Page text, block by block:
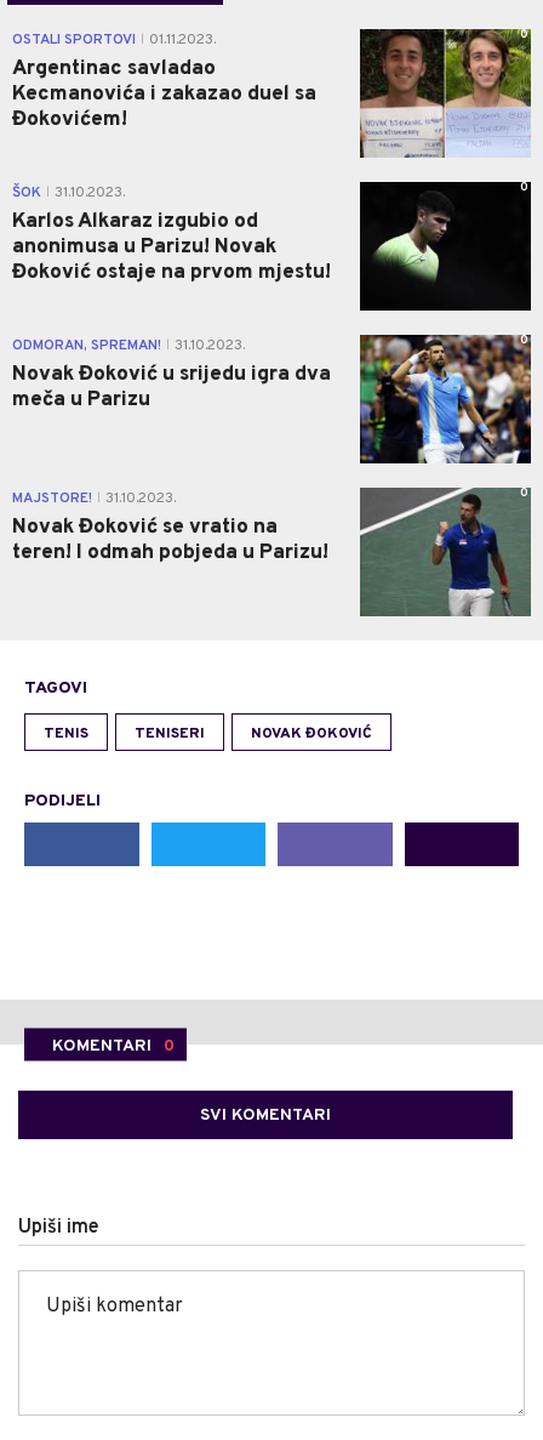
OSTALI SPORTOVI 01.11.2023.
Argentinac savladao
Kecmanovića i zakazao duel sa
Đokovićem!
0
ŠOK 31.10.2023.
Karlos Alkaraz izgubio od
anonimusa u Parizu! Novak
Đoković ostaje na prvom mjestu!
0
ODMORAN, SPREMAN! 31.10.2023.
Novak Đoković u srijedu igra dva
meča u Parizu
0
MAJSTORE! 31.10.2023.
Novak Đoković se vratio na
teren! I odmah pobjeda u Parizu!
0
TAGOVI
TENIS TENISERI NOVAK ĐOKOVIĆ
PODIJELI
KOMENTARI 0
SVI KOMENTARI
Upiši ime